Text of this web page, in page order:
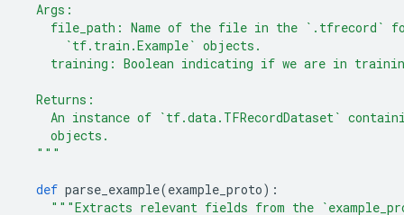
Args:
file_path: Name of the file in the `.tfrecord`
`tf.train.Example` objects.
training: Boolean indicating if we are in
Returns:
An instance of `tf.data.TFRecordDataset`
objects.
"""
def parse_example(example_proto):
"""Extracts relevant fields from the